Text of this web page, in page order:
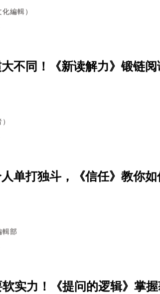
編輯）
不同！《新读解力》锻链
单打独斗，《信任》教你
輯部
实力！《提问的逻辑》掌